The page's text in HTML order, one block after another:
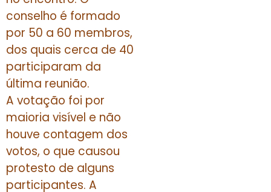
conselho é formado
por 50 a 60 membros,
dos quais cerca de 40
participaram da
última reunião.
A votação foi por
maioria visível e não
houve contagem dos
votos, o que causou
protesto de alguns
participantes. A